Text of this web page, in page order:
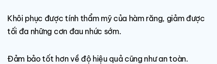
Khôi phục được tính thẩm mỹ của hàm răng, giảm được
tối đa những cơn đau nhức sớm.
Đảm bảo tốt hơn về độ hiệu quả cũng như an toàn.